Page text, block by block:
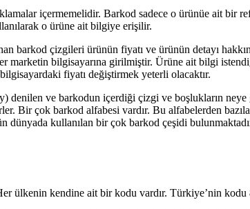
içermemelidir. Barkod sadece o ürünüe ait bir
o ürüne ait bilgiye erişilir.
barkod çizgileri ürünün fiyatı ve ürünün detayı
marketin bilgisayarına girilmiştir. Ürüne ait bilgi
fiyatı değiştirmek yeterli olacaktır.
ve barkodun içerdiği çizgi ve boşlukların neye
Bir çok barkod alfabesi vardır. Bu alfabelerden
dünyada kullanılan bir çok barkod çeşidi
ülkenin kendine ait bir kodu vardır. Türkiye’nin kodu